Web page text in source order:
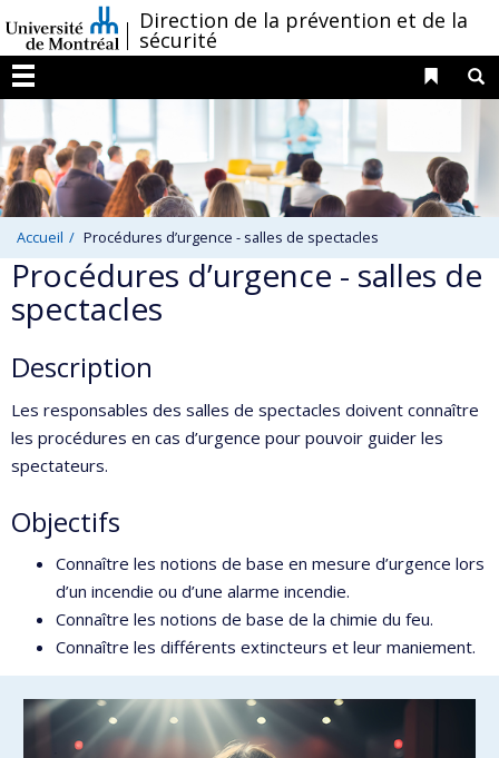
au
contenu
/Direction de la prévention et de la
sécurité
Menu
Liens
Accueil Procédures d’urgence - salles de spectacles
Procédures d’urgence - salles de
spectacles
Description
Les responsables des salles de spectacles doivent connaître
les procédures en cas d’urgence pour pouvoir guider les
spectateurs.
Objectifs
Connaître les notions de base en mesure d’urgence lors
d’un incendie ou d’une alarme incendie.
Connaître les notions de base de la chimie du feu.
Connaître les différents extincteurs et leur maniement.